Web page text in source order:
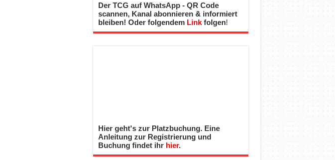
Der TCG auf WhatsApp - QR Code
scannen, Kanal abonnieren & informiert
bleiben! Oder folgendem Linkfolgen!
Hier geht's zur Platzbuchung. Eine
Anleitung zur Registrierung und
Buchung findet ihr hier.